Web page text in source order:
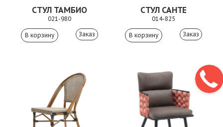
СТУЛ ТАМБИО
021-980
Заказ
СТУЛ САНТЕ
014-825
Заказ